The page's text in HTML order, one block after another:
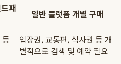
패
일반 플랫폼 개별 구매
등
입장권, 교통편, 식사권 등 개
별적으로 검색 및 예약 필요